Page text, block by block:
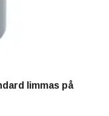
limmas på